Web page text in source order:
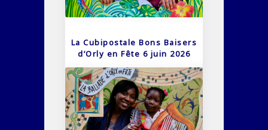
La Cubipostale Bons Baisers
d’Orly en Fête 6 juin 2026